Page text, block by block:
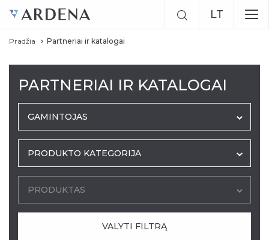
LT
Pradžia Partneriai ir katalogai
PARTNERIAI IR KATALOGAI
GAMINTOJAS
PRODUKTO KATEGORIJA
PRODUKTAS
VALYTI FILTRĄ